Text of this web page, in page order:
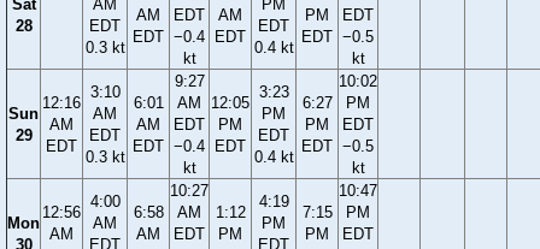
Sat
28
AM
EDT
0.3 kt
AM
EDT
EDT
−0.4
kt
AM
EDT
PM
EDT
0.4 kt
PM
EDT
EDT
−0.5
kt
Sun
29
12:16
AM
EDT
3:10
AM
EDT
0.3 kt
6:01
AM
EDT
9:27
AM
EDT
−0.4
kt
12:05
PM
EDT
3:23
PM
EDT
0.4 kt
6:27
PM
EDT
10:02
PM
EDT
−0.5
kt
Mon
30
12:56
AM
4:00
AM
EDT
6:58
AM
10:27
AM
EDT
1:12
PM
4:19
PM
EDT
7:15
PM
10:47
PM
EDT